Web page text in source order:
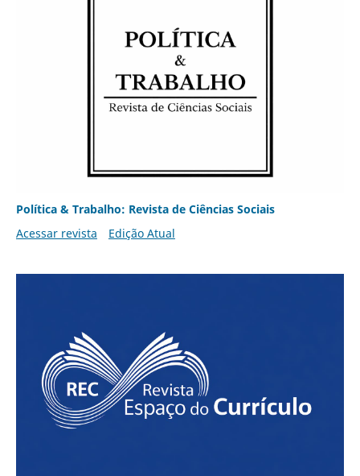
Política & Trabalho: Revista de Ciências Sociais
Acessar revista
Edição Atual